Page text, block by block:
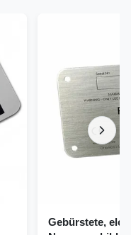
Gebürstete,